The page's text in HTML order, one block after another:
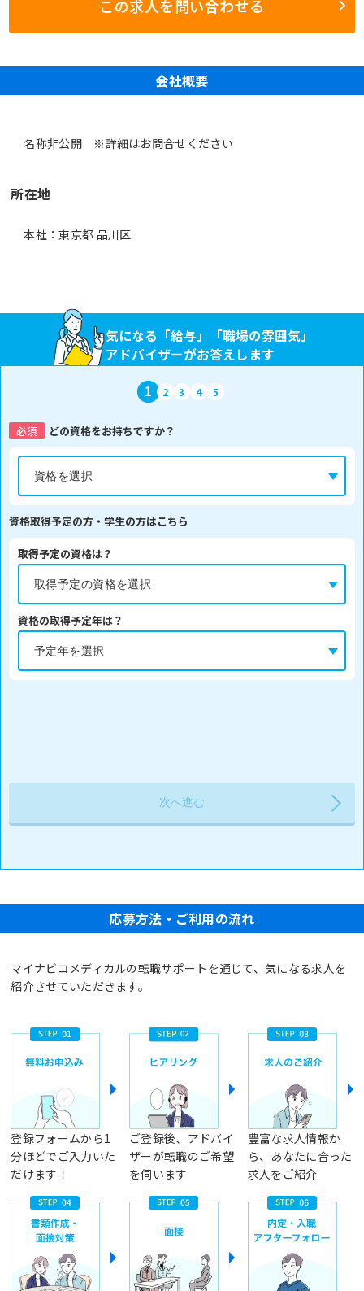
この求人を問い合わせる
会社概要
名称非公開 ※詳細はお問合せください
所在地
本社：東京都 品川区
気になる「給与」「職場の雰囲気」
アドバイザーがお答えします
1 2 3 4 5
必須 どの資格をお持ちですか？
資格取得予定の方・学生の方はこちら
取得予定の資格は？
資格の取得予定年は？
応募方法・ご利用の流れ
マイナビコメディカルの転職サポートを通じて、気になる求人を
紹介させていただきます。
登録フォームから1
分ほどでご入力いた
だけます！
ご登録後、アドバイ
ザーが転職のご希望
を伺います
豊富な求人情報か
ら、あなたに合った
求人をご紹介